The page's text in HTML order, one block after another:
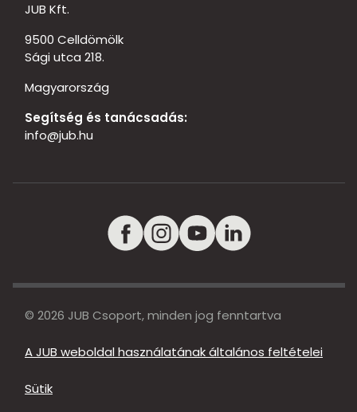
JUB Kft.
9500 Celldömölk
Sági utca 218.
Magyarország
Segítség és tanácsadás:
info@jub.hu
© 2026 JUB Csoport, minden jog fenntartva
A JUB weboldal használatának általános feltételei
Sütik